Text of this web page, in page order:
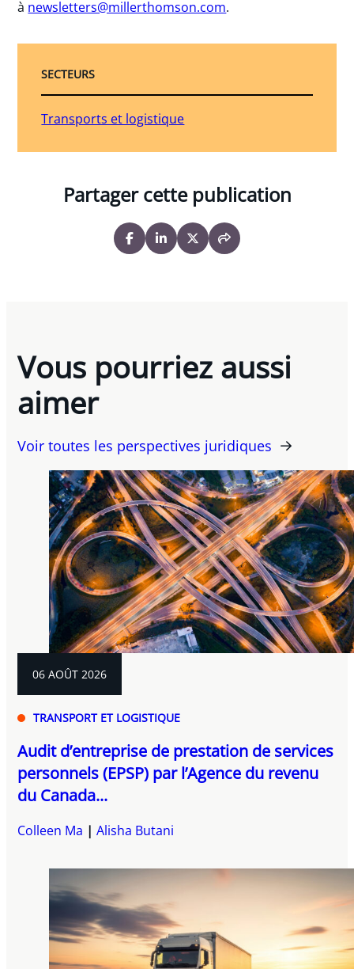
à newsletters@millerthomson.com.
SECTEURS
Transports et logistique
Partager cette publication
Vous pourriez aussi
aimer
Voir toutes les perspectives juridiques
06 AOÛT 2026
TRANSPORT ET LOGISTIQUE
Audit d’entreprise de prestation de services
personnels (EPSP) par l’Agence du revenu
du Canada...
Colleen Ma Alisha Butani